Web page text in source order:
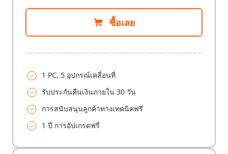
ซื้อเลย
1 PC, 5 อุปกรณ์เคลื่อนที่
รับประกันคืนเงินภายใน 30 วัน
การสนับสนุนลูกค้าทางเทคนิคฟรี
1 ปี การอัปเกรดฟรี